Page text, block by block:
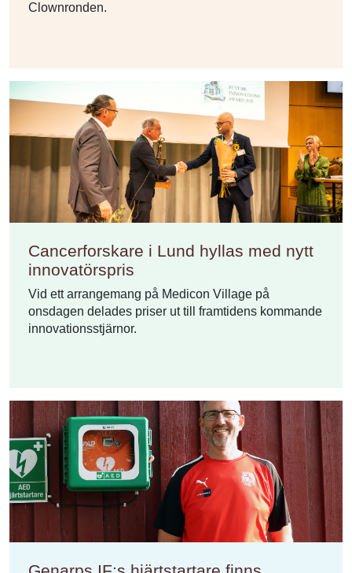
Clownronden.
Cancerforskare i Lund hyllas med nytt
innovatörspris
Vid ett arrangemang på Medicon Village på
onsdagen delades priser ut till framtidens kommande
innovationsstjärnor.